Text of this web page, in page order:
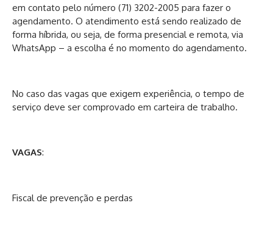
em contato pelo número (71) 3202-2005 para fazer o
agendamento. O atendimento está sendo realizado de
forma híbrida, ou seja, de forma presencial e remota, via
WhatsApp – a escolha é no momento do agendamento.
No caso das vagas que exigem experiência, o tempo de
serviço deve ser comprovado em carteira de trabalho.
VAGAS:
Fiscal de prevenção e perdas